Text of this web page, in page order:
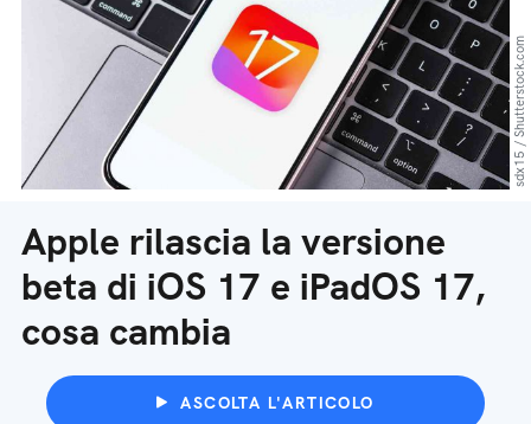
Apple rilascia la versione
beta di iOS 17 e iPadOS 17,
cosa cambia
ASCOLTA L'ARTICOLO
sdx15 / Shutterstock.com